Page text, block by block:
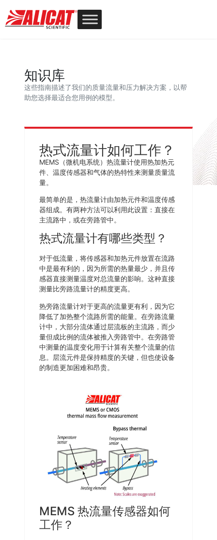
知识库
这些指南描述了我们的质量流量和压力解决方案，以帮
助您选择最适合您用例的模型。
热式流量计如何工作？
MEMS（微机电系统）热流量计使用热加热元
件、温度传感器和气体的热特性来测量质量流
量。
最简单的是，热流量计由加热元件和温度传感
器组成。有两种方法可以利用此设置：直接在
主流路中，或在旁路管中。
热式流量计有哪些类型？
对于低流量，将传感器和加热元件放置在流路
中是最有利的，因为所需的热量最少，并且传
感器直接测量温度对总流量的影响。这种直接
测量比旁路流量计的精度更高。
热旁路流量计对于更高的流量更有利，因为它
降低了加热整个流路所需的能量。在旁路流量
计中，大部分流体通过层流板的主流路，而少
量但成比例的流体被推入旁路管中。在旁路管
中测量的温度变化用于计算有关整个流量的信
息。层流元件是保持精度的关键，但也使设备
的制造更加困难和昂贵。
MEMS 热流量传感器如何
工作？